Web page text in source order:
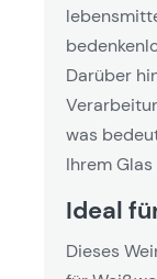
Darüber
was
Ihrem
Ideal
Dieses